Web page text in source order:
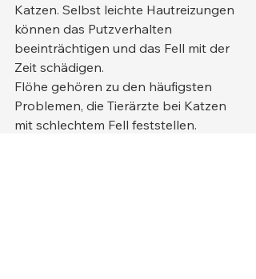
Katzen. Selbst leichte Hautreizungen
können das Putzverhalten
beeinträchtigen und das Fell mit der
Zeit schädigen.
Flöhe gehören zu den häufigsten
Problemen, die Tierärzte bei Katzen
mit schlechtem Fell feststellen.